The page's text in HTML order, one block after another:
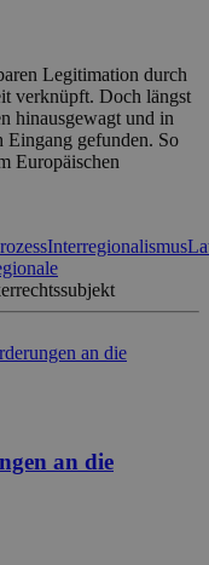
Legitimation durch
verknüpft. Doch längst
hinausgewagt und in
Eingang gefunden. So
Europäischen
Interregionalismus
an die